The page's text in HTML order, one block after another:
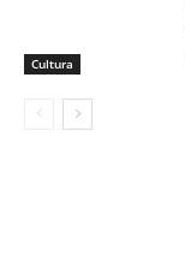
Cultura